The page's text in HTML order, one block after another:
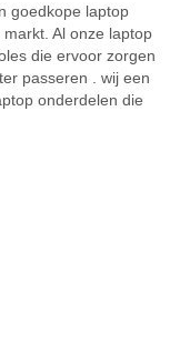
goedkope laptop
Al onze laptop
die ervoor zorgen
passeren . wij een
onderdelen die